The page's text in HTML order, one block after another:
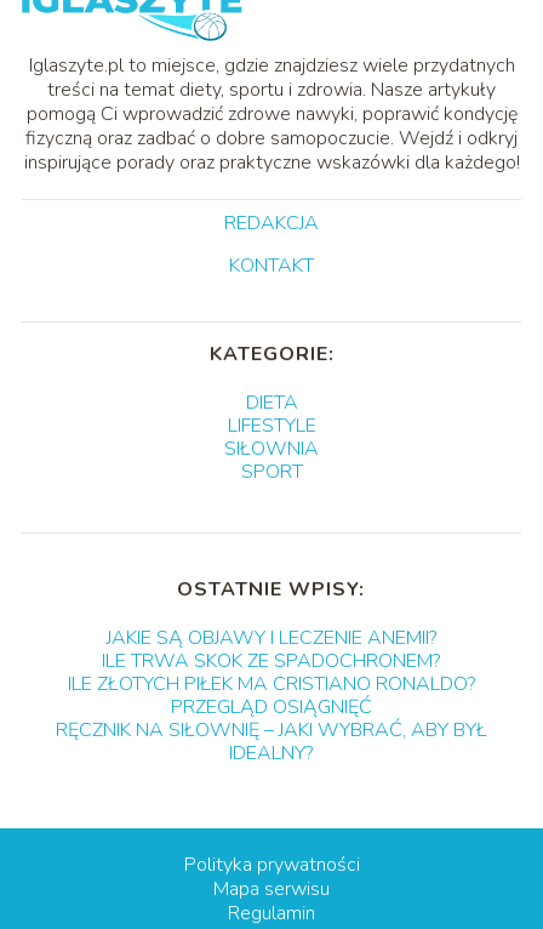
Iglaszyte.pl to miejsce, gdzie znajdziesz wiele przydatnych
treści na temat diety, sportu i zdrowia. Nasze artykuły
pomogą Ci wprowadzić zdrowe nawyki, poprawić kondycję
fizyczną oraz zadbać o dobre samopoczucie. Wejdź i odkryj
inspirujące porady oraz praktyczne wskazówki dla każdego!
REDAKCJA
KONTAKT
KATEGORIE:
DIETA
LIFESTYLE
SIŁOWNIA
SPORT
OSTATNIE WPISY:
JAKIE SĄ OBJAWY I LECZENIE ANEMII?
ILE TRWA SKOK ZE SPADOCHRONEM?
ILE ZŁOTYCH PIŁEK MA CRISTIANO RONALDO?
PRZEGLĄD OSIĄGNIĘĆ
RĘCZNIK NA SIŁOWNIĘ – JAKI WYBRAĆ, ABY BYŁ
IDEALNY?
Polityka prywatności
Mapa serwisu
Regulamin